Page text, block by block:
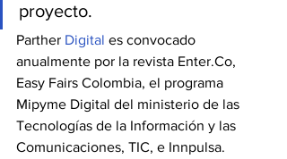
proyecto.
Parther Digital es convocado
anualmente por la revista Enter.Co,
Easy Fairs Colombia, el programa
Mipyme Digital del ministerio de las
Tecnologías de la Información y las
Comunicaciones, TIC, e Innpulsa.